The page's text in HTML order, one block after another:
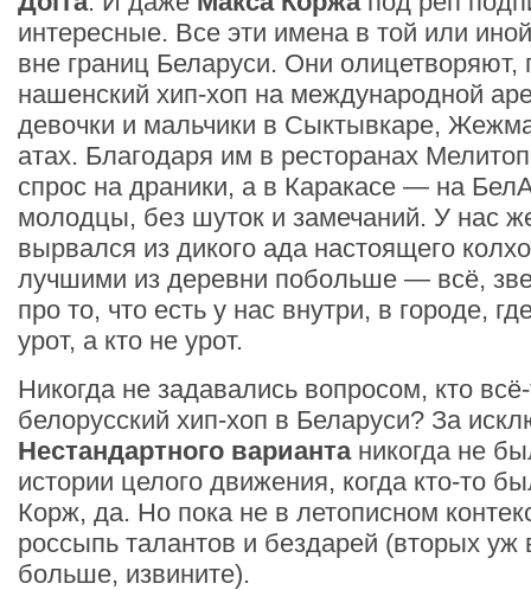
интересные. Все эти имена в той или
вне границ Беларуси. Они олицетворяют,
нашенский хип-хоп на международной
девочки и мальчики в Сыктывкаре,
атах. Благодаря им в ресторанах
спрос на драники, а в Каракасе — на
молодцы, без шуток и замечаний. У нас
вырвался из дикого ада настоящего
лучшими из деревни побольше — всё,
про то, что есть у нас внутри, в городе,
урот, а кто не урот.
Никогда не задавались вопросом, кто
белорусский хип-хоп в Беларуси? За
Нестандартного вариантаникогда не
истории целого движения, когда кто-то
Корж, да. Но пока не в летописном
россыпь талантов и бездарей (вторых уж
больше, извините).